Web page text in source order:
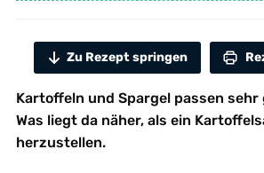
Zu Rezept springen
Kartoffeln und Spargel passen sehr
Was liegt da näher, als ein
herzustellen.